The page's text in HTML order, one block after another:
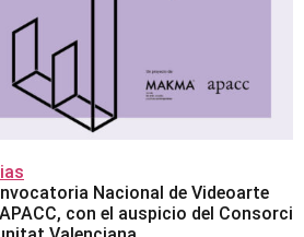
Nacional de Videoarte
con el auspicio del Consorci